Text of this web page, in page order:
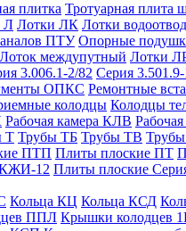
плитка Тротуарная плита
Л Лотки ЛК Лотки
ПТУ Опорные
Лоток междупутный Лотки
3.006.1-2/82 Серия
ОПКС Ремонтные
колодцы Колодцы
Рабочая камера КЛВ
Т Трубы ТБ Трубы ТВ
ПТП Плиты плоские ПТ
КЖИ-12 Плиты плоские
Кольца КЦ Кольца КСД
ППЛ Крышки колодцев